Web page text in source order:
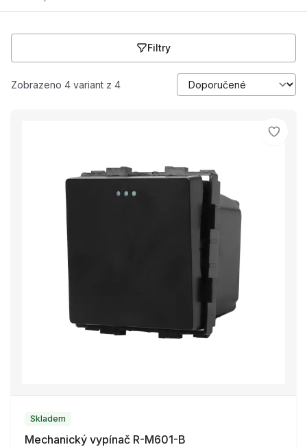
Filtry
Zobrazeno 4 variant z 4
Skladem
Mechanický vypínač R-M601-B